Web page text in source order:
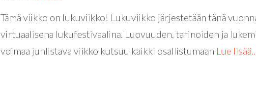
Tämä viikko on lukuviikko! Lukuviikko järjestetään tänä
virtuaalisena lukufestivaalina. Luovuuden, tarinoiden ja
voimaa juhlistava viikko kutsuu kaikki osallistumaan Lue lisää..